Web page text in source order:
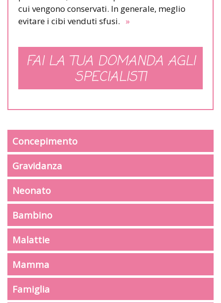
cui vengono conservati. In generale, meglio
evitare i cibi venduti sfusi. »
FAI LA TUA DOMANDA AGLI
SPECIALISTI
Concepimento
Gravidanza
Neonato
Bambino
Malattie
Mamma
Famiglia